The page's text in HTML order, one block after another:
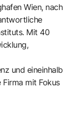
Wien, nach
Mit 40
und eineinhalb
mit Fokus